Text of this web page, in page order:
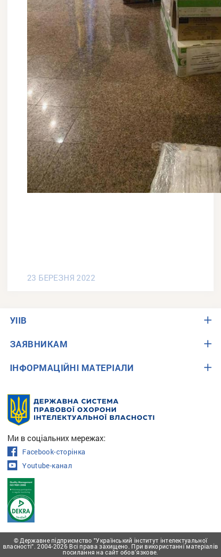
23 БЕРЕЗНЯ 2022
УІІВ
ЗАЯВНИКАМ
ІНФОРМАЦІЙНІ МАТЕРІАЛИ
Ми в соціальних мережах:
Facebook-сторінка
Youtube-канал
© Державне підприємство "Український інститут інтелектуальної
власності". 2004-2026 Всі права захищено. При використанні матеріалів
посилання на сайт обовʼязкове.